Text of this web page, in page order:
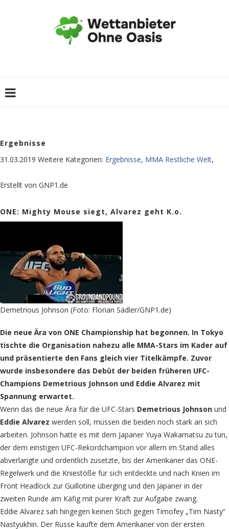
Ergebnisse
31.03.2019 Weitere Kategorien: Ergebnisse, MMA Restliche Welt,
Erstellt von GNP1.de
ONE: Mighty Mouse siegt, Alvarez geht K.o.
Demetrious Johnson (Foto: Florian Sädler/GNP1.de)
Die neue Ära von ONE Championship hat begonnen. In Tokyo
tischte die Organisation nahezu alle MMA-Stars im Kader auf
und präsentierte den Fans gleich vier Titelkämpfe. Zuvor
wurde insbesondere das Debüt der beiden früheren UFC-
Champions Demetrious Johnson und Eddie Alvarez mit
Spannung erwartet.
Wenn das die neue Ära für die UFC-Stars Demetrious Johnson und
Eddie Alvarez werden soll, müssen die beiden noch stark an sich
arbeiten. Johnson hatte es mit dem Japaner Yuya Wakamatsu zu tun,
der dem einstigen UFC-Rekordchampion vor allem im Stand alles
abverlangte und ordentlich zusetzte, bis der Amerikaner das ONE-
Regelwerk und die Kniestöße für sich entdeckte und nach Knien im
Front Headlock zur Guillotine überging und den Japaner in der
zweiten Runde am Käfig mit purer Kraft zur Aufgabe zwang.
Eddie Alvarez sah hingegen keinen Stich gegen Timofey „Tim Nasty“
Nastyukhin. Der Russe kaufte dem Amerikaner von der ersten